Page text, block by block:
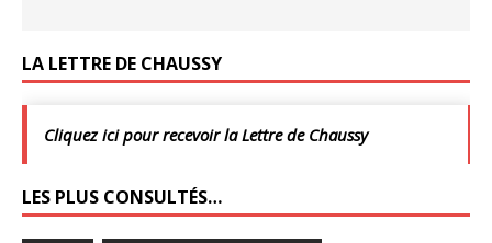
LA LETTRE DE CHAUSSY
Cliquez ici pour recevoir la Lettre de Chaussy
LES PLUS CONSULTÉS…